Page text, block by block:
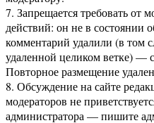
7. Запрещается требовать от
действий: он не в состоянии
комментарий удалили (в том
удаленной целиком ветке) —
Повторное размещение
8. Обсуждение на сайте
модераторов не
администратора — пишите